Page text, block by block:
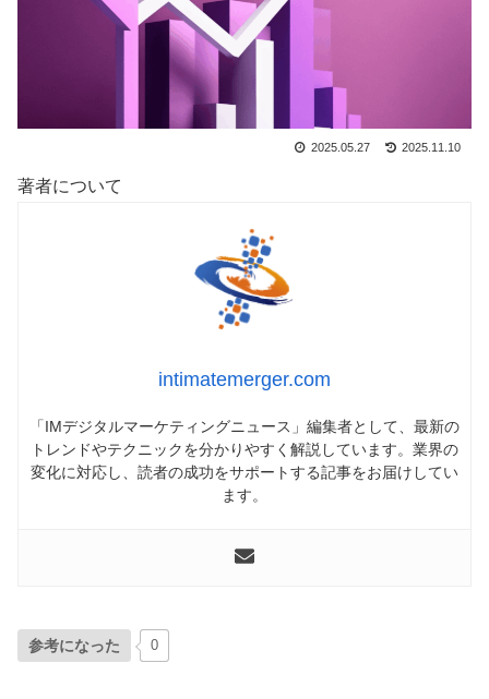
2025.05.27 2025.11.10
著者について
intimatemerger.com
「IMデジタルマーケティングニュース」編集者として、最新の
トレンドやテクニックを分かりやすく解説しています。業界の
変化に対応し、読者の成功をサポートする記事をお届けしてい
ます。
参考になった 0